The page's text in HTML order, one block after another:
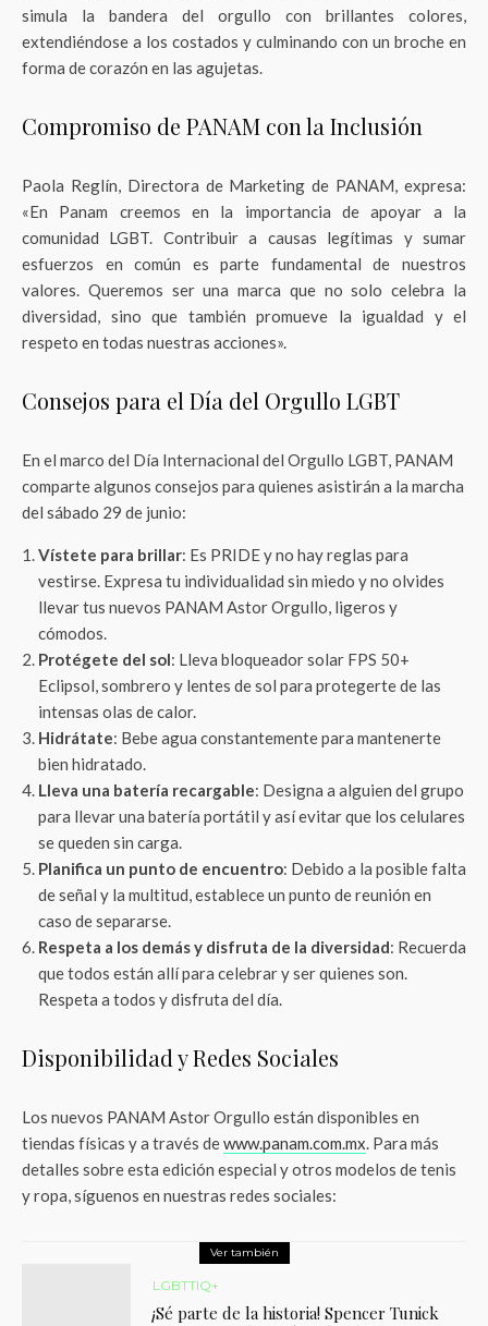
simula la bandera del orgullo con brillantes colores,
extendiéndose a los costados y culminando con un broche en
forma de corazón en las agujetas.
Compromiso de PANAM con la Inclusión
Paola Reglín, Directora de Marketing de PANAM, expresa:
«En Panam creemos en la importancia de apoyar a la
comunidad LGBT. Contribuir a causas legítimas y sumar
esfuerzos en común es parte fundamental de nuestros
valores. Queremos ser una marca que no solo celebra la
diversidad, sino que también promueve la igualdad y el
respeto en todas nuestras acciones».
Consejos para el Día del Orgullo LGBT
En el marco del Día Internacional del Orgullo LGBT, PANAM
comparte algunos consejos para quienes asistirán a la marcha
del sábado 29 de junio:
Vístete para brillar: Es PRIDE y no hay reglas para
vestirse. Expresa tu individualidad sin miedo y no olvides
llevar tus nuevos PANAM Astor Orgullo, ligeros y
cómodos.
Protégete del sol: Lleva bloqueador solar FPS 50+
Eclipsol, sombrero y lentes de sol para protegerte de las
intensas olas de calor.
Hidrátate: Bebe agua constantemente para mantenerte
bien hidratado.
Lleva una batería recargable: Designa a alguien del grupo
para llevar una batería portátil y así evitar que los celulares
se queden sin carga.
Planifica un punto de encuentro: Debido a la posible falta
de señal y la multitud, establece un punto de reunión en
caso de separarse.
Respeta a los demás y disfruta de la diversidad: Recuerda
que todos están allí para celebrar y ser quienes son.
Respeta a todos y disfruta del día.
Disponibilidad y Redes Sociales
Los nuevos PANAM Astor Orgullo están disponibles en
tiendas físicas y a través dewww.panam.com.mx. Para más
detalles sobre esta edición especial y otros modelos de tenis
y ropa, síguenos en nuestras redes sociales:
Ver también
LGBTTIQ+
¡Sé parte de la historia! Spencer Tunick